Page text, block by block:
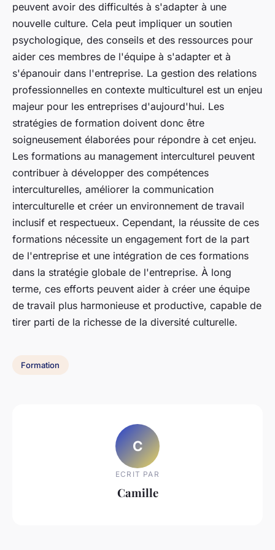
peuvent avoir des difficultés à s'adapter à une
nouvelle culture. Cela peut impliquer un soutien
psychologique, des conseils et des ressources pour
aider ces membres de l'équipe à s'adapter et à
s'épanouir dans l'entreprise. La gestion des relations
professionnelles en contexte multiculturel est un enjeu
majeur pour les entreprises d'aujourd'hui. Les
stratégies de formation doivent donc être
soigneusement élaborées pour répondre à cet enjeu.
Les formations au management interculturel peuvent
contribuer à développer des compétences
interculturelles, améliorer la communication
interculturelle et créer un environnement de travail
inclusif et respectueux. Cependant, la réussite de ces
formations nécessite un engagement fort de la part
de l'entreprise et une intégration de ces formations
dans la stratégie globale de l'entreprise. À long
terme, ces efforts peuvent aider à créer une équipe
de travail plus harmonieuse et productive, capable de
tirer parti de la richesse de la diversité culturelle.
Formation
C
ECRIT PAR
Camille